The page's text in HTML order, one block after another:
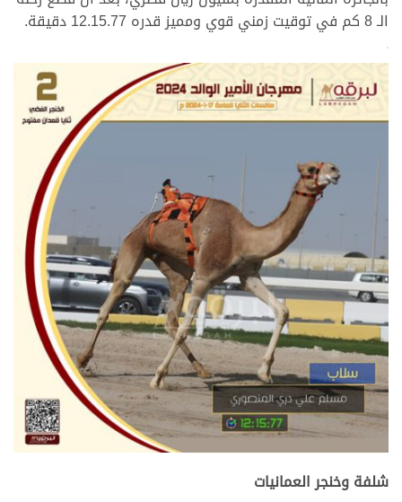
الـ 8 كم في توقيت زمني قوي ومميز قدره 12.15.77 دقيقة.
>
شلفة وخنجر العمانيات